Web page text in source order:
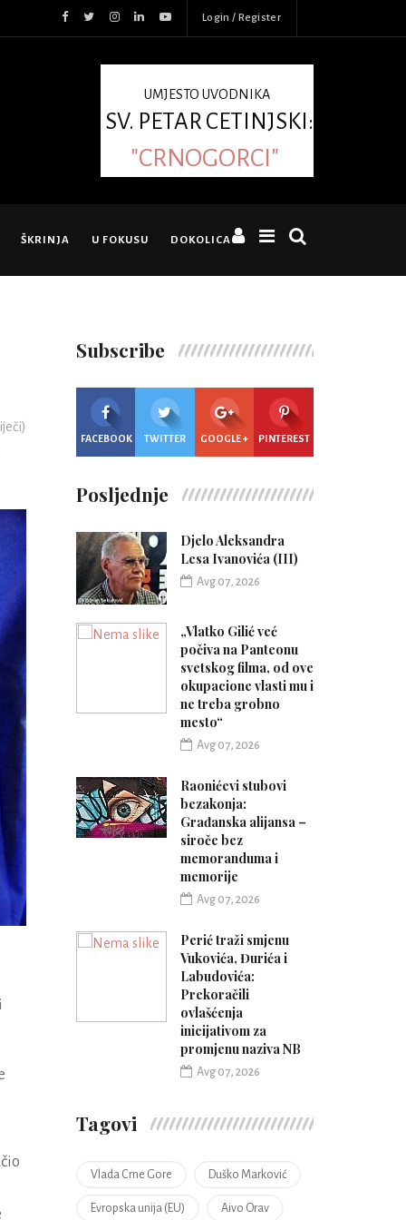
Login / Register
UMJESTO UVODNIKA
SV. PETAR CETINJSKI:
"CRNOGORCI"
ŠKRINJA U FOKUSU DOKOLICA
Subscribe
FACEBOOK TWITTER GOOGLE + PINTEREST
Posljednje
Djelo Aleksandra
Lesa Ivanovića (III)
Avg 07, 2026
„Vlatko Gilić već
počiva na Panteonu
svetskog filma, od ove
okupacione vlasti mu i
ne treba grobno
mesto“
Avg 07, 2026
Raonićevi stubovi
bezakonja:
Građanska alijansa –
siroče bez
memoranduma i
memorije
Avg 07, 2026
Perić traži smjenu
Vukovića, Đurića i
Labudovića:
Prekoračili
ovlašćenja
inicijativom za
promjenu naziva NB
Avg 07, 2026
Tagovi
Vlada Crne Gore Duško Marković
Evropska unija (EU) Aivo Orav